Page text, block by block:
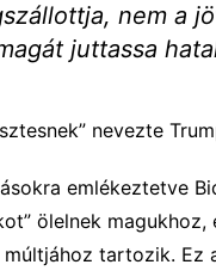
nem a
juttassa
nevezte
emlékeztetve
ölelnek magukhoz,
tartozik. Ez